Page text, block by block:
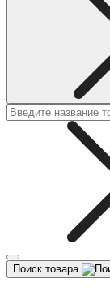
Поиск товара